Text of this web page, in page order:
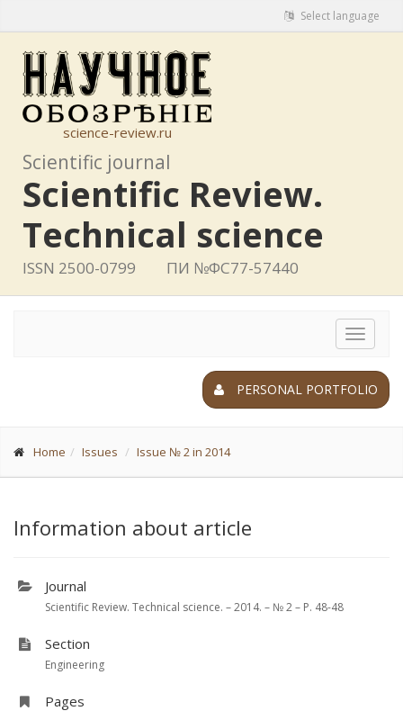
Select language
science-review.ru
Scientific journal
Scientific Review.
Technical science
ISSN 2500-0799 ПИ №ФС77-57440
Toggle
PERSONAL PORTFOLIO
Home Issues Issue № 2 in 2014
Information about article
Journal
Scientific Review. Technical science. – 2014. – № 2 – P. 48-48
Section
Engineering
Pages